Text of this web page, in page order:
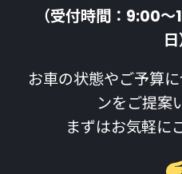
（受付時間：9:00
日
お車の状態やご予算
ンをご提案
まずはお気軽に